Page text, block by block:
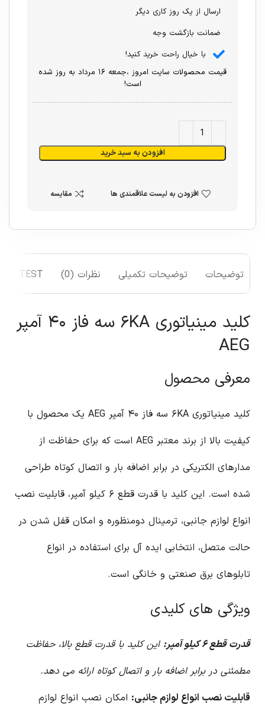
ارسال از یک روز کاری دیگر
ضمانت بازگشت وجه
با خیال راحت خرید کنید!
قیمت محصولات سایت امروز ،جمعه ۱۶ مرداد به روز شده
است!
افزودن به سبد خرید
افزودن به لیست علاقمندی ها مقایسه
توضیحات توضیحات تکمیلی نظرات (0) TEST
کلید مینیاتوری ۶KA سه فاز ۴۰ آمپر
AEG
معرفی محصول
کلید مینیاتوری ۶KA سه فاز ۴۰ آمپر AEG یک محصول با
کیفیت بالا از برند معتبر AEG است که برای حفاظت از
مدارهای الکتریکی در برابر اضافه بار و اتصال کوتاه طراحی
شده است. این کلید با قدرت قطع ۶ کیلو آمپر، قابلیت نصب
انواع لوازم جانبی، ترمینال دومنظوره و امکان قفل شدن در
حالت متصل، انتخابی ایده آل برای استفاده در انواع
تابلوهای برق صنعتی و خانگی است.
ویژگی های کلیدی
قدرت قطع ۶ کیلو آمپر:
این کلید با قدرت قطع بالا، حفاظت
مطمئنی در برابر اضافه بار و اتصال کوتاه ارائه می دهد.
قابلیت نصب انواع لوازم جانبی: امکان نصب انواع لوازم